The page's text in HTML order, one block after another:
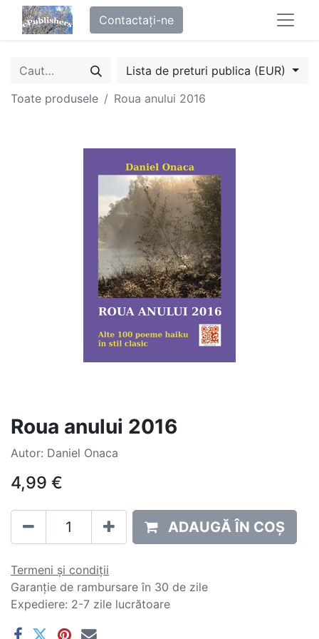
Contactați-ne
Lista de preturi publica (EUR)
Toate produsele
Roua anului 2016
Roua anului 2016
Autor: Daniel Onaca
4,99 €
ADAUGĂ ÎN COȘ
Termeni și condiții
Garanție de rambursare în 30 de zile
Expediere: 2-7 zile lucrătoare